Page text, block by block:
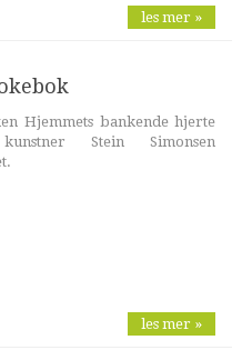
les mer »
Hjemmets bankende hjerte
Stein Simonsen
les mer »